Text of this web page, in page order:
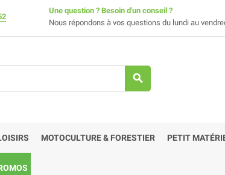
Une question ? Besoin d'un conseil ?
Nous répondons à vos questions du lundi au
search
MOTOCULTURE & FORESTIER PETIT